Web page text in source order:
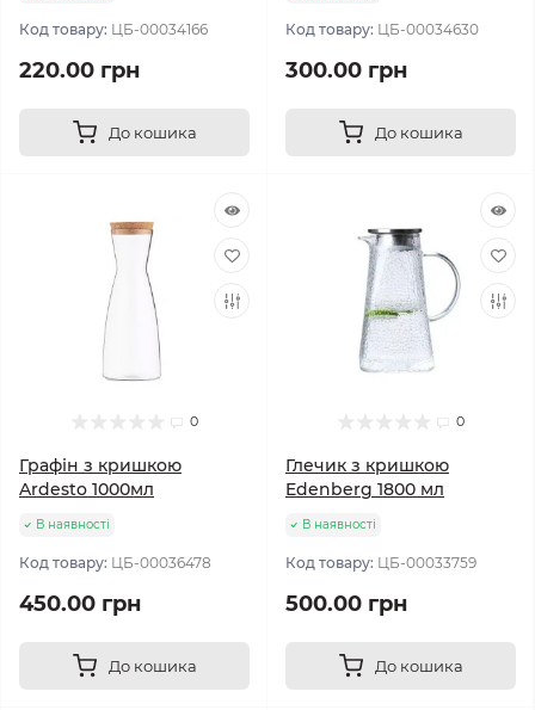
Код товару: ЦБ-00034166
220.00 грн
До кошика
Код товару: ЦБ-00034630
300.00 грн
До кошика
0
Графін з кришкою
Ardesto 1000мл
В наявності
Код товару: ЦБ-00036478
450.00 грн
До кошика
0
Глечик з кришкою
Edenberg 1800 мл
В наявності
Код товару: ЦБ-00033759
500.00 грн
До кошика